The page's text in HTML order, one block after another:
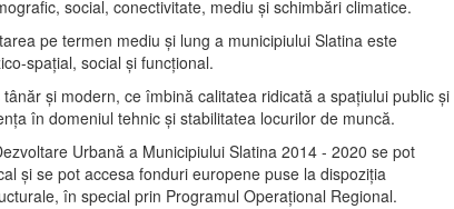
social, conectivitate, mediu şi schimbări climatice.
pe termen mediu şi lung a municipiului Slatina este
spaţial, social şi funcţional.
şi modern, ce îmbină calitatea ridicată a spaţiului public şi
în domeniul tehnic şi stabilitatea locurilor de muncă.
Urbană a Municipiului Slatina 2014 - 2020 se pot
şi se pot accesa fonduri europene puse la dispoziţia
în special prin Programul Operațional Regional.